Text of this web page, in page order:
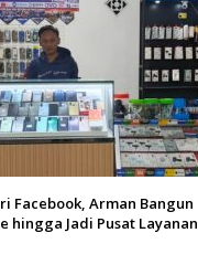
Facebook, Arman Bangun
hingga Jadi Pusat Layanan